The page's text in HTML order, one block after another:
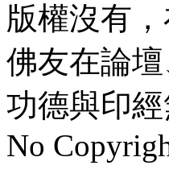
版權沒有
佛友在論
功德與印經
No